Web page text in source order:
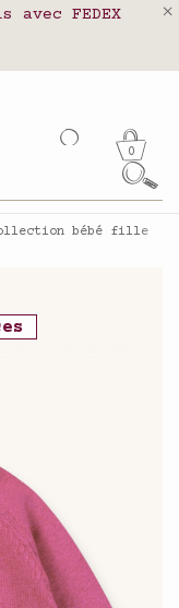
!
FEDEX
France,
0
bébé fille